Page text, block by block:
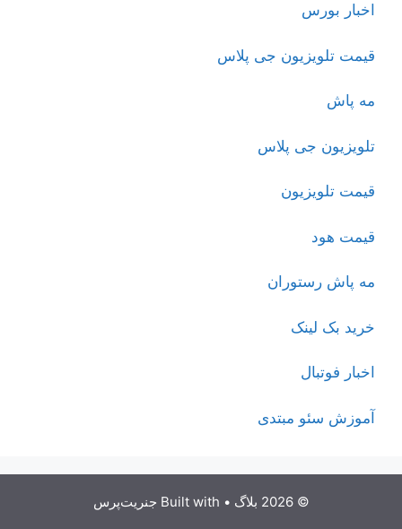
اخبار بورس
قیمت تلویزیون جی پلاس
مه پاش
تلویزیون جی پلاس
قیمت تلویزیون
قیمت هود
مه پاش رستوران
خرید بک لینک
اخبار فوتبال
آموزش سئو مبتدی
• Built with جنریت‌پرس